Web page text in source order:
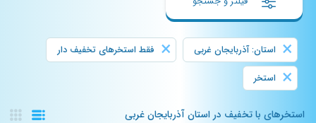
× استان: آذربایجان غربی × فقط استخرهای تخفیف دار
× استخر
استخرهای با تخفیف در استان آذربایجان غربی